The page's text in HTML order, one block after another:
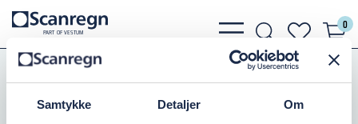
Samtykke Detaljer Om
PARTOF VESTUM
bars
light
search
light
heart 0
PE-Rør, Fittings, Kloak
PE Elektrosvejsefittings